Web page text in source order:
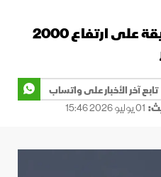
الرحلة استغرقت 50 دقيقة على ارتفاع 2000
تابع آخر الأخبار على واتساب
01 يوليو 2026 15:46